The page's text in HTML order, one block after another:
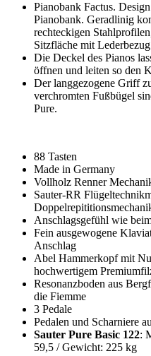
Pianobank Factus.
Pianobank. Geradlinig
rechteckigen
Sitzfläche mit
Die Deckel des Pianos
öffnen und leiten so den
Der langgezogene Griff
verchromten Fußbügel
Pure.
88 Tasten
Made in Germany
Vollholz Renner
Sauter-RR
Anschlagsgefühl wie
Fein ausgewogene
Anschlag
Abel Hammerkopf mit
hochwertigem
Resonanzboden aus
die Fiemme
3 Pedale
Pedalen und Scharniere
Sauter Pure Basic 122:
59,5 / Gewicht: 225 kg